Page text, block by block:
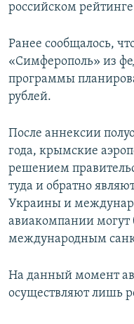
российском
Ранее сообщалось,
«Симферополь» из
программы
рублей.
После аннексии
года, крымские
решением
туда и обратно
Украины и
авиакомпании могут
международным
На данный момент
осуществляют лишь